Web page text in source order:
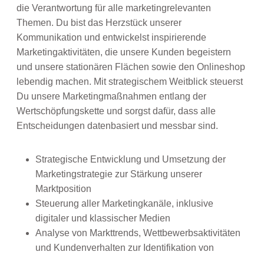
die Verantwortung für alle marketingrelevanten
Themen. Du bist das Herzstück unserer
Kommunikation und entwickelst inspirierende
Marketingaktivitäten, die unsere Kunden begeistern
und unsere stationären Flächen sowie den Onlineshop
lebendig machen. Mit strategischem Weitblick steuerst
Du unsere Marketingmaßnahmen entlang der
Wertschöpfungskette und sorgst dafür, dass alle
Entscheidungen datenbasiert und messbar sind.
Strategische Entwicklung und Umsetzung der
Marketingstrategie zur Stärkung unserer
Marktposition
Steuerung aller Marketingkanäle, inklusive
digitaler und klassischer Medien
Analyse von Markttrends, Wettbewerbsaktivitäten
und Kundenverhalten zur Identifikation von